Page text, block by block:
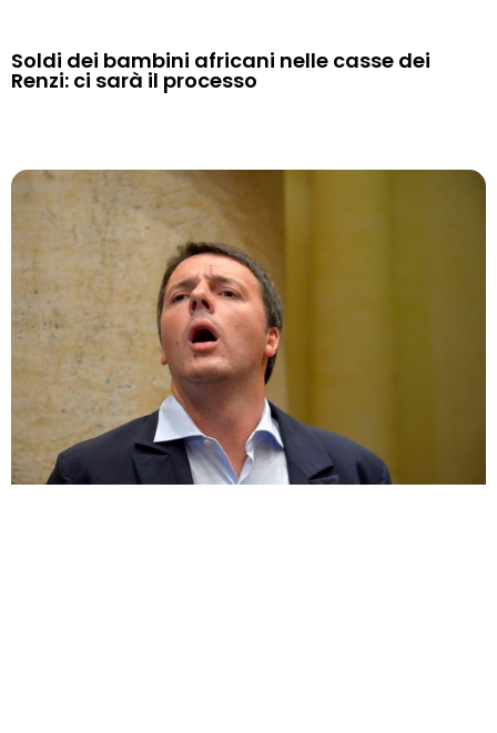
Soldi dei bambini africani nelle casse dei
Renzi: ci sarà il processo